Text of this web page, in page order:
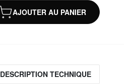
258,50 €
AJOUTER AU PANIER
DESCRIPTION TECHNIQUE